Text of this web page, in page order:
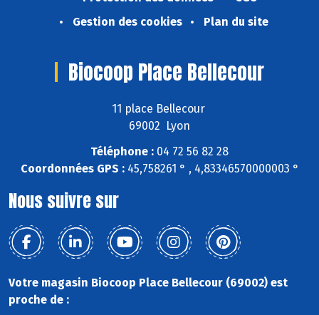
Gestion des cookies
Plan du site
Biocoop Place Bellecour
11 place Bellecour
69002 Lyon
Téléphone : 04 72 56 82 28
Coordonnées GPS :45,758261 ° , 4,83346570000003 °
Nous suivre sur
Votre magasin Biocoop Place Bellecour (69002) est
proche de :